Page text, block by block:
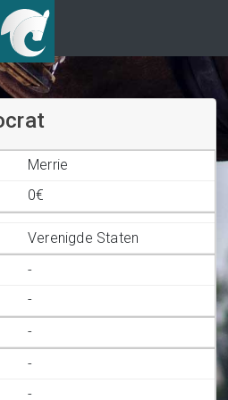
Merrie
0€
Verenigde Staten
-
-
-
-
-